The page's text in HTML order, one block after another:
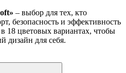
– выбор для тех, кто
безопасность и эффективность
18 цветовых вариантах, чтобы
дизайн для себя.